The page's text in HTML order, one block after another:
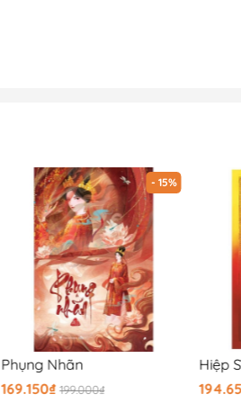
- 15%
Phụng Nhãn
169.150₫ 199.000₫
Hiệp